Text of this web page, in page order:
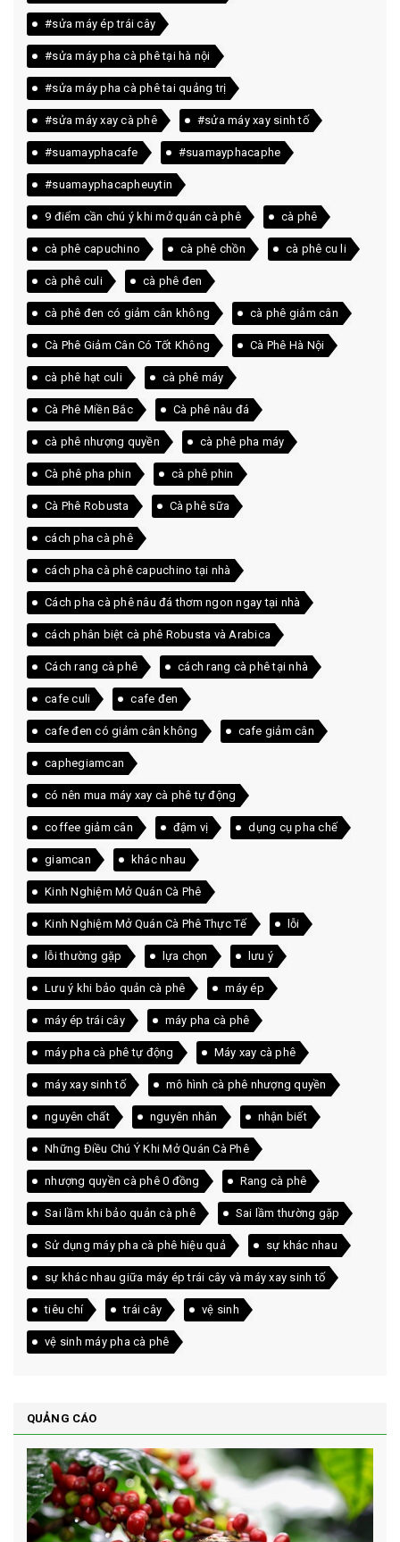
#sửa máy ép trái cây
#sửa máy pha cà phê tại hà nội
#sửa máy pha cà phê tai quảng trị
#sửa máy xay cà phê #sửa máy xay sinh tố
#suamayphacafe #suamayphacaphe
#suamayphacapheuytin
9 điểm cần chú ý khi mở quán cà phê cà phê
cà phê capuchino cà phê chồn cà phê cu li
cà phê culi cà phê đen
cà phê đen có giảm cân không cà phê giảm cân
Cà Phê Giảm Cân Có Tốt Không Cà Phê Hà Nội
cà phê hạt culi cà phê máy
Cà Phê Miền Bắc Cà phê nâu đá
cà phê nhượng quyền cà phê pha máy
Cà phê pha phin cà phê phin
Cà Phê Robusta Cà phê sữa
cách pha cà phê
cách pha cà phê capuchino tại nhà
Cách pha cà phê nâu đá thơm ngon ngay tại nhà
cách phân biệt cà phê Robusta và Arabica
Cách rang cà phê cách rang cà phê tại nhà
cafe culi cafe đen
cafe đen có giảm cân không cafe giảm cân
caphegiamcan
có nên mua máy xay cà phê tự động
coffee giảm cân đậm vị dụng cụ pha chế
giamcan khác nhau
Kinh Nghiệm Mở Quán Cà Phê
Kinh Nghiệm Mở Quán Cà Phê Thực Tế lỗi
lỗi thường gặp lựa chọn lưu ý
Lưu ý khi bảo quản cà phê máy ép
máy ép trái cây máy pha cà phê
máy pha cà phê tự động Máy xay cà phê
máy xay sinh tố mô hình cà phê nhượng quyền
nguyên chất nguyên nhân nhận biết
Những Điều Chú Ý Khi Mở Quán Cà Phê
nhượng quyền cà phê 0 đồng Rang cà phê
Sai lầm khi bảo quản cà phê Sai lầm thường gặp
Sử dụng máy pha cà phê hiệu quả sự khác nhau
sự khác nhau giữa máy ép trái cây và máy xay sinh tố
tiêu chí trái cây vệ sinh
vệ sinh máy pha cà phê
QUẢNG CÁO